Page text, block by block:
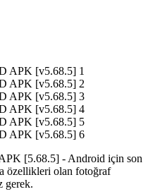
[5.68.5] - Android için son
özellikleri olan fotoğraf
gerek.